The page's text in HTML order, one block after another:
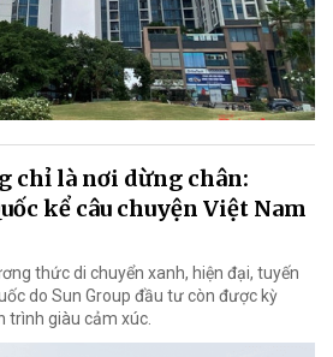
chỉ là nơi dừng chân:
kể câu chuyện Việt Nam
thức di chuyển xanh, hiện đại, tuyến
do Sun Group đầu tư còn được kỳ
trình giàu cảm xúc.